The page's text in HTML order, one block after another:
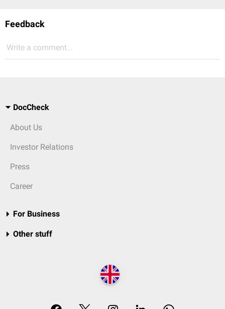
Feedback
Write a comment...
DocCheck
About Us
Investor Relations
Press
Career
For Business
Other stuff